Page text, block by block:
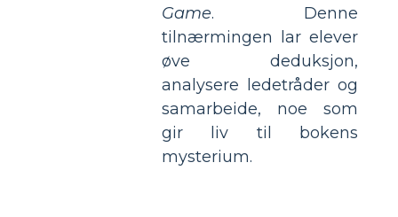
Game. Denne
tilnærmingen lar elever
øve deduksjon,
analysere ledetråder og
samarbeide, noe som
gir liv til bokens
mysterium.